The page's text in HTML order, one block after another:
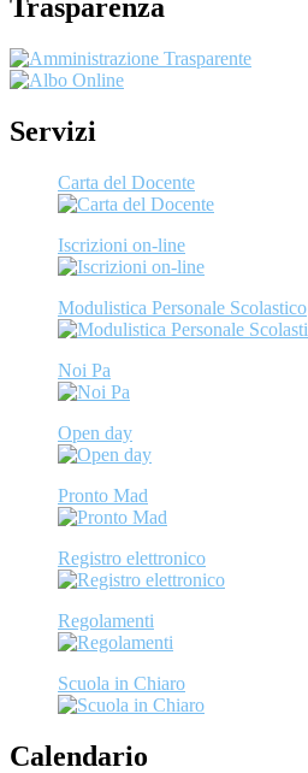
Trasparenza
Servizi
Carta del Docente
Iscrizioni on-line
Modulistica Personale Scolastico
Noi Pa
Open day
Pronto Mad
Registro elettronico
Regolamenti
Scuola in Chiaro
Calendario